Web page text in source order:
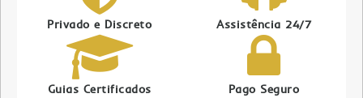
Privado e Discreto Assistência 24/7
Guias Certificados Pago Seguro